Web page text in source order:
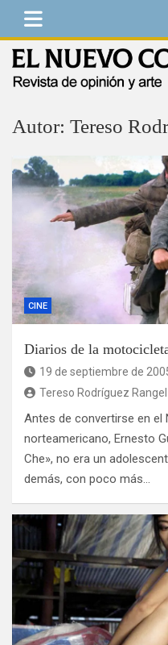
Saltar
contenido
Autor: Tereso
CINE
Diarios de la
19 de septiembre de
Tereso Rodríguez Rangel
Antes de convertirse en el
norteamericano, Ernesto
Che», no era un
demás, con poco más…